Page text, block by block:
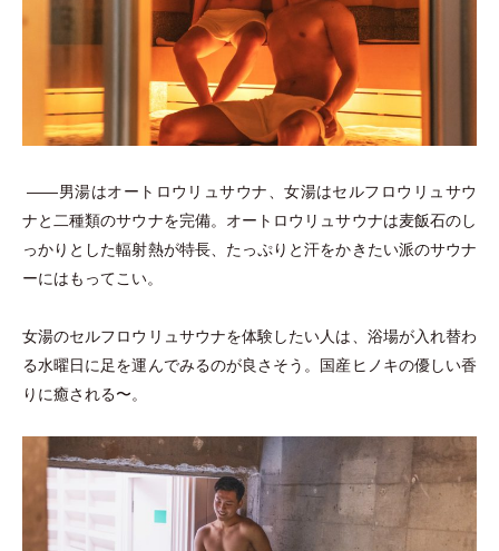
――男湯はオートロウリュサウナ、女湯はセルフロウリュサウ
ナと二種類のサウナを完備。オートロウリュサウナは麦飯石のし
っかりとした輻射熱が特長、たっぷりと汗をかきたい派のサウナ
ーにはもってこい。
女湯のセルフロウリュサウナを体験したい人は、浴場が入れ替わ
る水曜日に足を運んでみるのが良さそう。国産ヒノキの優しい香
りに癒される〜。